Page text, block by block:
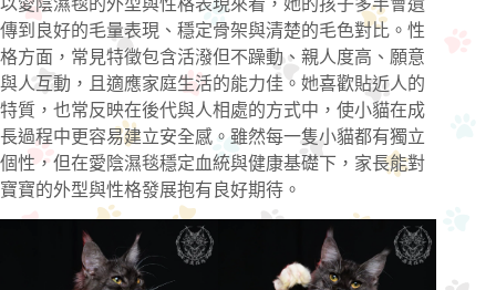
以愛陰濕毯的外型與性格表現來看，她的孩子多半會遺
傳到良好的毛量表現、穩定骨架與清楚的毛色對比。性
格方面，常見特徵包含活潑但不躁動、親人度高、願意
與人互動，且適應家庭生活的能力佳。她喜歡貼近人的
特質，也常反映在後代與人相處的方式中，使小貓在成
長過程中更容易建立安全感。雖然每一隻小貓都有獨立
個性，但在愛陰濕毯穩定血統與健康基礎下，家長能對
寶寶的外型與性格發展抱有良好期待。